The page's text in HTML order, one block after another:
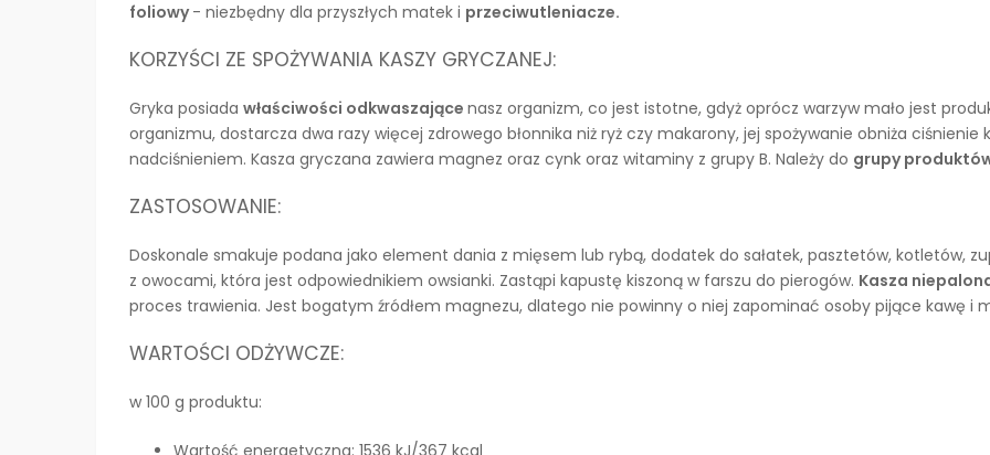
foliowy- niezbędny dla przyszłych matek i przeciwutleniacze.
KORZYŚCI ZE SPOŻYWANIA KASZY GRYCZANEJ:
Gryka posiada właściwości odkwaszające nasz organizm, co jest istotne, gdyż oprócz warzyw mało jest
organizmu, dostarcza dwa razy więcej zdrowego błonnika niż ryż czy makarony, jej spożywanie obniża
nadciśnieniem. Kasza gryczana zawiera magnez oraz cynk oraz witaminy z grupy B. Należy do grupy
ZASTOSOWANIE:
Doskonale smakuje podana jako element dania z mięsem lub rybą, dodatek do sałatek, pasztetów, kotletów,
z owocami, która jest odpowiednikiem owsianki. Zastąpi kapustę kiszoną w farszu do pierogów. Kasza
proces trawienia. Jest bogatym źródłem magnezu, dlatego nie powinny o niej zapominać osoby pijące kawę i
WARTOŚCI ODŻYWCZE:
w 100 g produktu:
Wartość energetyczna: 1536 kJ/367 kcal